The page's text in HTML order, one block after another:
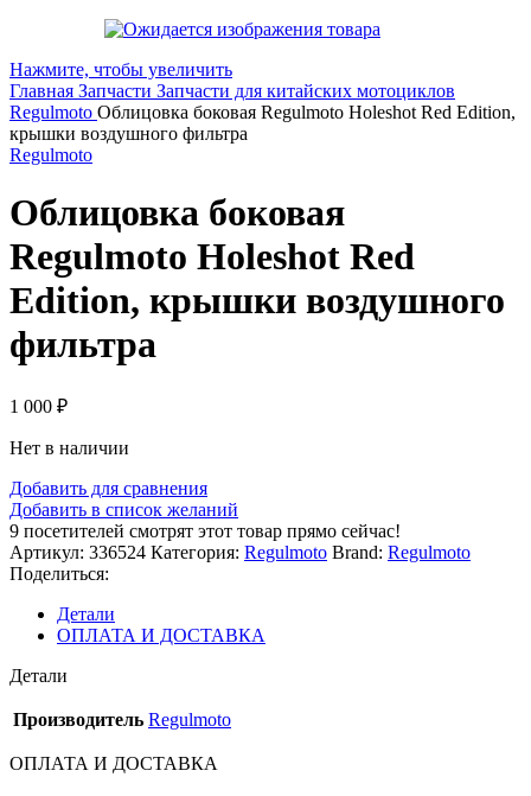
Нажмите, чтобы увеличить
Главная Запчасти Запчасти для китайских мотоциклов
Regulmoto Облицовка боковая Regulmoto Holeshot Red Edition,
крышки воздушного фильтра
Regulmoto
Облицовка боковая
Regulmoto Holeshot Red
Edition, крышки воздушного
фильтра
1 000 ₽
Нет в наличии
Добавить для сравнения
Добавить в список желаний
9 посетителей смотрят этот товар прямо сейчас!
Артикул: 336524 Категория: Regulmoto Brand: Regulmoto
Поделиться:
Детали
ОПЛАТА И ДОСТАВКА
Детали
Производитель Regulmoto
ОПЛАТА И ДОСТАВКА